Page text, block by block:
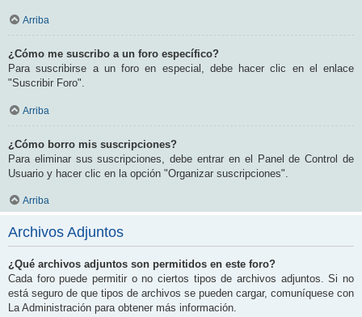
Arriba
¿Cómo me suscribo a un foro específico?
Para suscribirse a un foro en especial, debe hacer clic en el enlace
"Suscribir Foro".
Arriba
¿Cómo borro mis suscripciones?
Para eliminar sus suscripciones, debe entrar en el Panel de Control de
Usuario y hacer clic en la opción "Organizar suscripciones".
Arriba
Archivos Adjuntos
¿Qué archivos adjuntos son permitidos en este foro?
Cada foro puede permitir o no ciertos tipos de archivos adjuntos. Si no
está seguro de que tipos de archivos se pueden cargar, comuníquese con
La Administración para obtener más información.